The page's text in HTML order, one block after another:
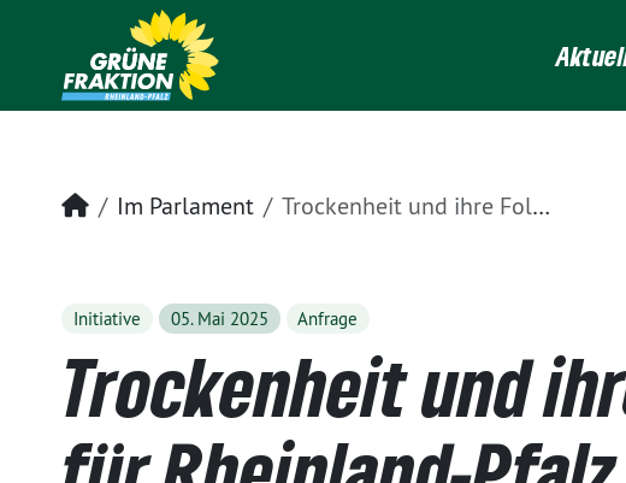
Startseite
Im Parlament Trockenheit und ihre Folgen für Rheinland-Pfalz
Initiative 05. Mai 2025 Anfrage
Trockenheit und